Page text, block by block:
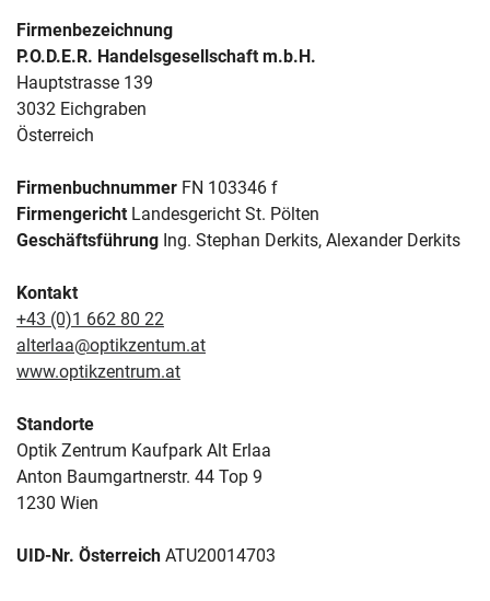
Firmenbezeichnung
P.O.D.E.R. Handelsgesellschaft m.b.H.
Hauptstrasse 139
3032 Eichgraben
Österreich
Firmenbuchnummer FN 103346 f
Firmengericht Landesgericht St. Pölten
Geschäftsführung Ing. Stephan Derkits, Alexander Derkits
Kontakt
+43 (0)1 662 80 22
alterlaa@optikzentum.at
www.optikzentrum.at
Standorte
Optik Zentrum Kaufpark Alt Erlaa
Anton Baumgartnerstr. 44 Top 9
1230 Wien
UID-Nr. Österreich ATU20014703